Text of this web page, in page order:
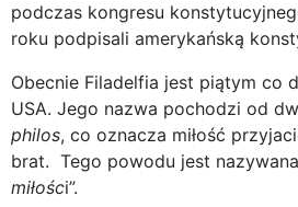
podczas kongresu
roku podpisali amerykańską
Obecnie Filadelfia jest piątym co
USA. Jego nazwa pochodzi od
philos, co oznacza miłość
brat. Tego powodu jest
miłości”.